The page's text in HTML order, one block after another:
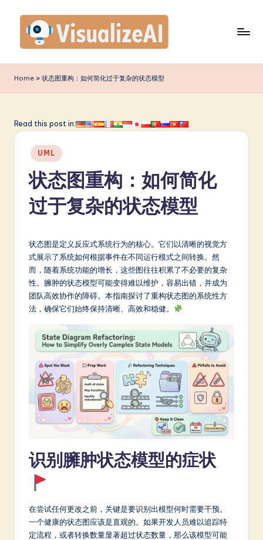
content
is
u
li
e
A
m
hi
L
Home » 状态图重构：如何简化过于复杂的状态模型
Read this post in:
Posted
in
UML
状态图重构：如何简化
过于复杂的状态模型
状态图是定义反应式系统行为的核心。它们以清晰的视觉方
式展示了系统如何根据事件在不同运行模式之间转换。然
而，随着系统功能的增长，这些图往往积累了不必要的复杂
性。臃肿的状态模型可能变得难以维护，容易出错，并成为
团队高效协作的障碍。本指南探讨了重构状态图的系统性方
法，确保它们始终保持清晰、高效和稳健。
识别臃肿状态模型的症状
在尝试任何更改之前，关键是要识别出模型何时需要干预。
一个健康的状态图应该是直观的。如果开发人员难以追踪特
定流程，或者转换数量显著超过状态数量，那么该模型可能